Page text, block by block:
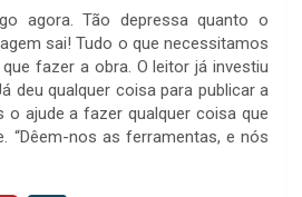
agora. Tão depressa quanto o
sai! Tudo o que necessitamos
fazer a obra. O leitor já investiu
deu qualquer coisa para publicar a
o ajude a fazer qualquer coisa que
“Dêem-nos as ferramentas, e nós